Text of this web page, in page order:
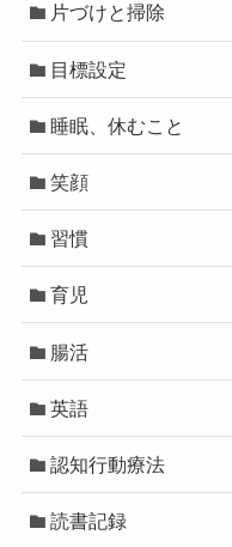
片づけと掃除
目標設定
睡眠、休むこと
笑顔
習慣
育児
腸活
英語
認知行動療法
読書記録